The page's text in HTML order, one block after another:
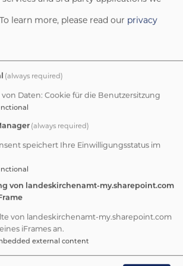
(1 + 1 =)
problem and enter the result. E.g.
testing whether or not you are a
to prevent automated spam
To learn more, please read our privacy
(always required)
Daten: Cookie für die Benutzersitzung
(always required)
speichert Ihre Einwilligungsstatus im
von landeskirchenamt-my.sharepoint.com
von landeskirchenamt-my.sharepoint.com
iFrames an.
external content